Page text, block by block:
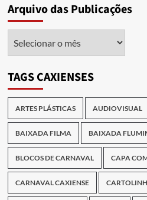
Arquivo das Publicações
TAGS CAXIENSES
ARTES PLÁSTICAS AUDIOVISUAL
BAIXADA FILMA BAIXADA
BLOCOS DE CARNAVAL CAPA
CARNAVAL CAXIENSE